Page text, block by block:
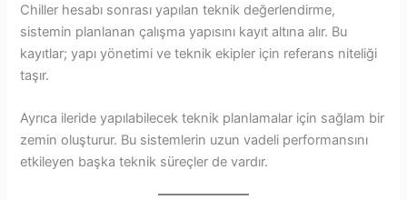
Chiller hesabı sonrası yapılan teknik değerlendirme,
sistemin planlanan çalışma yapısını kayıt altına alır. Bu
kayıtlar; yapı yönetimi ve teknik ekipler için referans niteliği
taşır.
Ayrıca ileride yapılabilecek teknik planlamalar için sağlam bir
zemin oluşturur. Bu sistemlerin uzun vadeli performansını
etkileyen başka teknik süreçler de vardır.